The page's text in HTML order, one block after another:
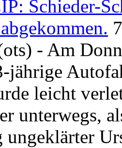
Schieder-
- Am
jährige
leicht
unterwegs,
ungeklärter